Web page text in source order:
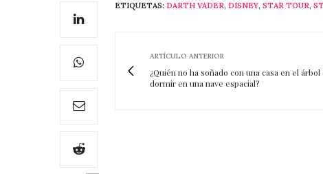
ETIQUETAS: DARTH VADER, DISNEY, STAR TOUR,
ARTÍCULO ANTERIOR
¿Quién no ha soñado con una casa en el árbol
dormir en una nave espacial?